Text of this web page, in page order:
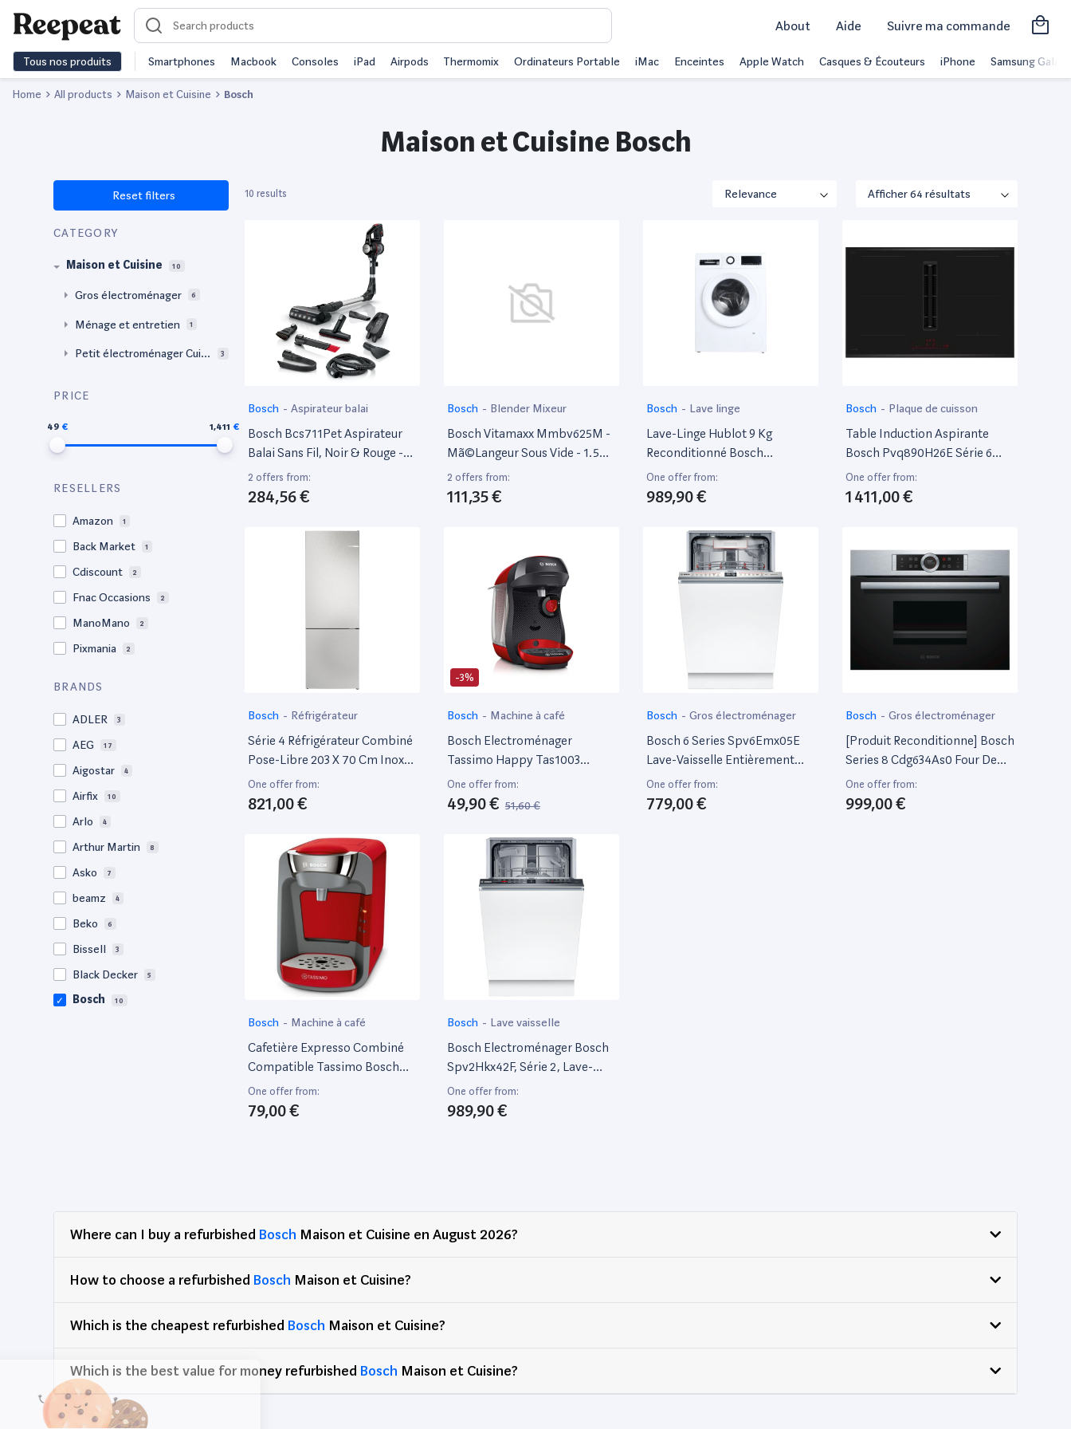
About Aide Suivre ma commande
Tous nos produits Smartphones Macbook Consoles iPad Airpods Thermomix Ordinateurs Portable iMac Enceintes Apple Watch Casques & Écouteurs iPhone Samsung Galaxy
Home All products Maison et Cuisine Bosch
Maison et Cuisine Bosch
Reset filters
CATEGORY
Maison et Cuisine 10
Gros électroménager 6
Ménage et entretien 1
Petit électroménager Cuisi
3
PRICE
49 1,411
RESELLERS
Amazon 1
Back Market 1
Cdiscount 2
Fnac Occasions 2
ManoMano 2
Pixmania 2
BRANDS
ADLER 3
AEG 17
Aigostar 4
Airfix 10
Arlo 4
Arthur Martin 8
Asko 7
beamz 4
Beko 6
Bissell 3
Black Decker 5
Bosch 10
Dragon
Dreame 3
Ecovacs 5
Eduard
Electrolux 34
Fagor
Flash 2
10 results
Bosch - Aspirateur balai
Bosch Bcs711Pet Aspirateur
Balai Sans Fil, Noir & Rouge -
Excellent État
2 offers from:
284,56 €
Bosch - Blender Mixeur
Bosch Vitamaxx Mmbv625M -
Mã©Langeur Sous Vide - 1.5
Litres - 1000 Watt
2 offers from:
111,35 €
Bosch - Lave linge
Lave-Linge Hublot 9 Kg
Reconditionné Bosch
Wgg04409Fr
One offer from:
989,90 €
Bosch - Plaque de cuisson
Table Induction Aspirante
Bosch Pvq890H26E Série 6
Perfectfry Plus Sensor
One offer from:
1 411,00 €
Bosch - Réfrigérateur
Série 4 Réfrigérateur Combiné
Pose-Libre 203 X 70 Cm Inox
Kgn492Ldf
One offer from:
821,00 €
-3%
Bosch - Machine à café
Bosch Electroménager
Tassimo Happy Tas1003
Machine À Boissons Chaudes,
1400 W, 0.7 Litre, Rouge/Noir
One offer from:
49,90 € 51,60 €
Bosch - Gros électroménager
Bosch 6 Series Spv6Emx05E
Lave-Vaisselle Entièrement
Intégré 10 Couverts C
One offer from:
779,00 €
Bosch - Gros électroménager
[Produit Reconditionne] Bosch
Series 8 Cdg634As0 Four De
Vapeur Small Black, Stainless
Steel Buttons, Touch
One offer from:
999,00 €
Bosch - Machine à café
Cafetière Expresso Combiné
Compatible Tassimo Bosch
Tassimo Suny Tas32 1,0000L -
Rouge
One offer from:
79,00 €
Bosch - Lave vaisselle
Bosch Electroménager Bosch
Spv2Hkx42F, Série 2, Lave-
Vaisselle 45 Cm, Encastrable
One offer from:
989,90 €
Where can I buy a refurbished Bosch Maison et Cuisine en August 2026?
How to choose a refurbished Bosch Maison et Cuisine?
Which is the cheapest refurbished Bosch Maison et Cuisine?
Which is the best value for money refurbished Bosch Maison et Cuisine?